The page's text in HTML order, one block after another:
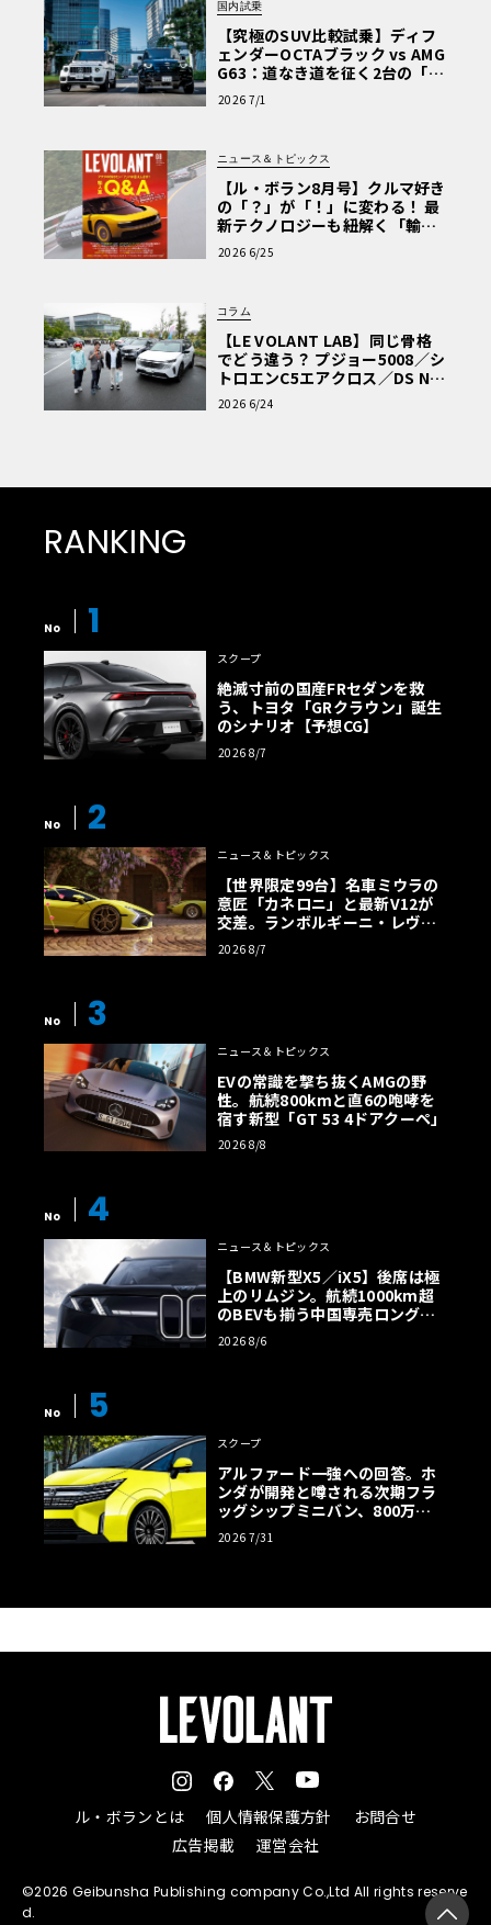
国内試乗
【究極のSUV比較試乗】ディフ
ェンダーOCTAブラック vs AMG
G63：道なき道を征く2台の「対
極的アプローチ」
2026 7/1
ニュース＆トピックス
【ル・ボラン8月号】クルマ好き
の「？」が「！」に変わる！ 最
新テクノロジーも紐解く「輸入
車Q&A」
2026 6/25
コラム
【LE VOLANT LAB】同じ骨格
でどう違う？ プジョー5008／シ
トロエンC5エアクロス／DS Nº4
読者一気乗りレポート
2026 6/24
RANKING
No 1
スクープ
絶滅寸前の国産FRセダンを救
う、トヨタ「GRクラウン」誕生
のシナリオ【予想CG】
2026 8/7
No 2
ニュース＆トピックス
【世界限定99台】名車ミウラの
意匠「カネロニ」と最新V12が
交差。ランボルギーニ・レヴエ
ルトに60周年記念車が登場
2026 8/7
No 3
ニュース＆トピックス
EVの常識を撃ち抜くAMGの野
性。航続800kmと直6の咆哮を
宿す新型「GT 53 4ドアクーペ」
2026 8/8
No 4
ニュース＆トピックス
【BMW新型X5／iX5】後席は極
上のリムジン。航続1000km超
のBEVも揃う中国専売ロング仕
様の全貌
2026 8/6
No 5
スクープ
アルファード一強への回答。ホ
ンダが開発と噂される次期フラ
ッグシップミニバン、800万円
超の勝算【予想CG】
2026 7/31
ル・ボランとは 個人情報保護方針
お問合せ
広告掲載
運営会社
©2026 Geibunsha Publishing company Co.,Ltd All rights reserve
d.